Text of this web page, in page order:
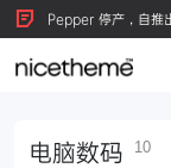
Pepper 停产，自推
电脑数码 10